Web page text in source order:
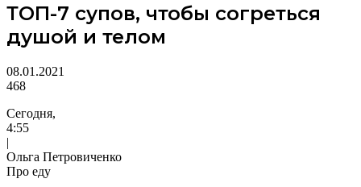
ТОП-7 супов, чтобы согреться
душой и телом
08.01.2021
468
Сегодня,
4:55
|
Ольга Петровиченко
Про еду